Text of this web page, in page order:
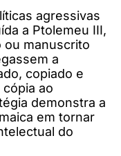
agressivas
a Ptolemeu III,
ou manuscrito
a
copiado e
ao
demonstra a
em tornar
do